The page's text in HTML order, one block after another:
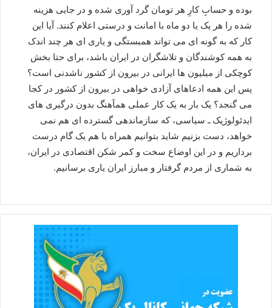
بوده و حسابِ کارِ هر تومان گرد آوری شده و در جایی هزینه
شده را هر یک یا دو ماه با امانت و درستی اعلام کنند. آیا این
کار که به گونه ای می تواند همبستگی و یاری ای هر چند اندک
به همه کوشندگان و تلاشگران در ایران باشد، برای حتا بخش
کوچکی از میلیون ها ایرانی در بیرون از کشور ناشدنی است؟
پس این همه ادعاهای آزادی خواهی در بیرون از کشور در کجا
می گنجد؟ یک بار به یک کار عملی همآهنگ بدون درگیری های
ایدئولوژیک ـ سیاسی، که سازماندهی گسترده ای هم نمی
خواهد، دست بزنیم شاید بتوانیم همراه با هم یک گام درست
برداریم و در این اوضاع سخت و کمر شکن اقتصادی در ایران،
به شماری از مردم گرفتار و مبارز ایران یاری برسانیم.